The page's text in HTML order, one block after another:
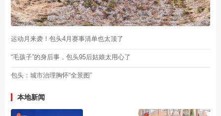
运动月来袭！包头4月赛事清单也太顶了
“毛孩子”的身后事，包头95后姑娘太用心了
包头：城市治理胸怀“全景图”
本地新闻